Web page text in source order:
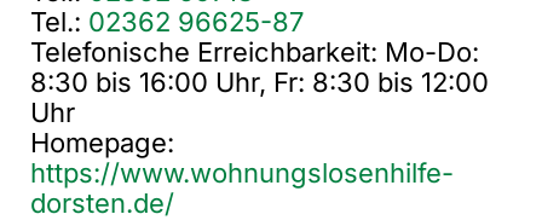
Tel.: 02362 96625-87
Telefonische Erreichbarkeit: Mo-Do:
8:30 bis 16:00 Uhr, Fr: 8:30 bis 12:00
Uhr
Homepage:
https://www.wohnungslosenhilfe-
dorsten.de/